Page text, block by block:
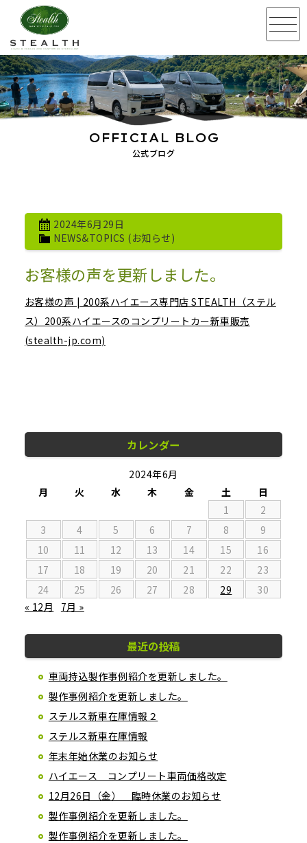
公式ブログ
OFFICIAL BLOG
2024年6月29日
NEWS&TOPICS (お知らせ)
お客様の声を更新しました。
お客様の声 | 200系ハイエース専門店 STEALTH（ステル
ス）200系ハイエースのコンプリートカー新車販売
(stealth-jp.com)
カレンダー
2024年6月
月
火 水 木 金 土
日
1
2
3
4 5 6 7 8
9
10
11 12 13 14 15
16
17
18 19 20 21 22
23
24
25 26 27 28 29
30
« 12月
7月 »
最近の投稿
車両持込製作事例紹介を更新しました。
製作事例紹介を更新しました。
ステルス新車在庫情報２
ステルス新車在庫情報
年末年始休業のお知らせ
ハイエース コンプリート車両価格改定
12月26日（金） 臨時休業のお知らせ
製作事例紹介を更新しました。
製作事例紹介を更新しました。